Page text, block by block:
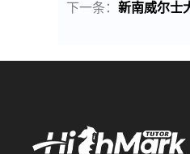
下一条： 新南威尔士